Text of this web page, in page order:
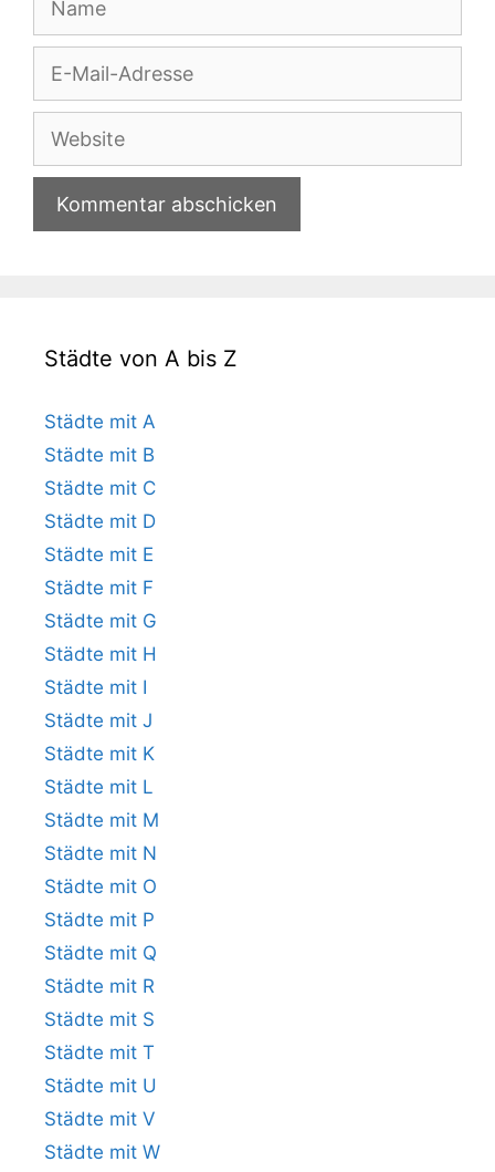
Adresse
Website
Städte von A bis Z
Städte mit A
Städte mit B
Städte mit C
Städte mit D
Städte mit E
Städte mit F
Städte mit G
Städte mit H
Städte mit I
Städte mit J
Städte mit K
Städte mit L
Städte mit M
Städte mit N
Städte mit O
Städte mit P
Städte mit Q
Städte mit R
Städte mit S
Städte mit T
Städte mit U
Städte mit V
Städte mit W